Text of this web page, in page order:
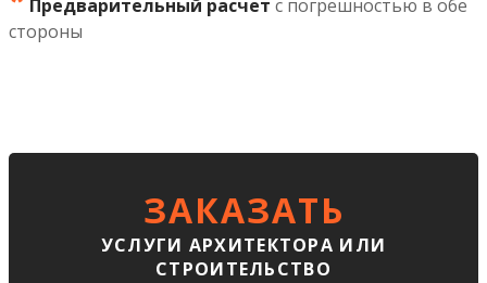
Предварительный расчет с погрешностью в обе
стороны
ЗАКАЗАТЬ
УСЛУГИ АРХИТЕКТОРА ИЛИ
СТРОИТЕЛЬСТВО